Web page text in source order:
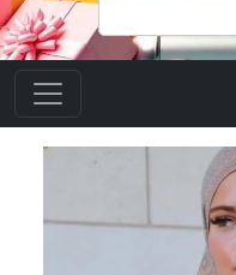
Suchen
nach: